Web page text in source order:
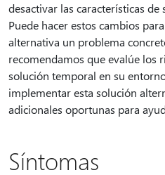
desactivar las características
Puede hacer estos cambios
alternativa un problema
recomendamos que evalúe los
solución temporal en su
implementar esta solución
adicionales oportunas para
Síntomas